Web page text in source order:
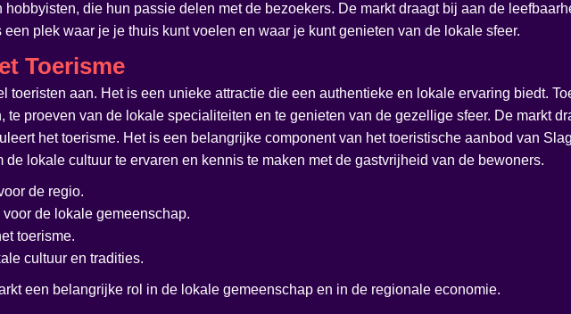
die hun passie delen met de bezoekers. De markt draagt bij aan de
plek waar je je thuis kunt voelen en waar je kunt genieten van de lokale sfeer.
Toerisme
toeristen aan. Het is een unieke attractie die een authentieke en lokale ervaring biedt.
te proeven van de lokale specialiteiten en te genieten van de gezellige sfeer. De markt
het toerisme. Het is een belangrijke component van het toeristische aanbod van
lokale cultuur te ervaren en kennis te maken met de gastvrijheid van de bewoners.
de regio.
de lokale gemeenschap.
toerisme.
cultuur en tradities.
een belangrijke rol in de lokale gemeenschap en in de regionale economie.